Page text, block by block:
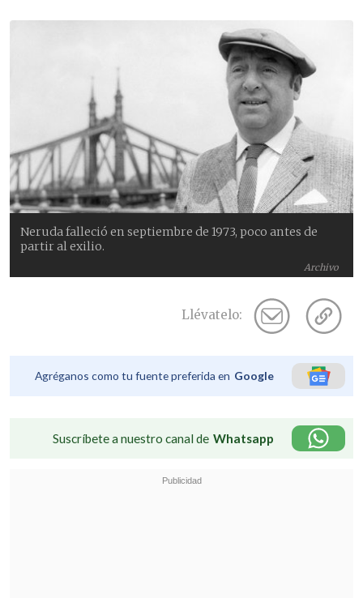
Archivo
Neruda falleció en septiembre de 1973, poco antes de
partir al exilio.
Llévatelo:
Agréganos como tu fuente preferida en Google
Suscríbete a nuestro canal de Whatsapp